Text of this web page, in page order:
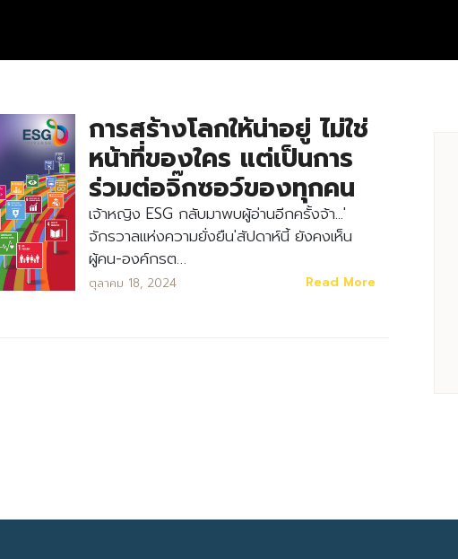
การสร้างโลกให้น่าอยู่ ไม่ใช่
หน้าที่ของใคร แต่เป็นการ
ร่วมต่อจิ๊กซอว์ของทุกคน
เจ้าหญิง ESG กลับมาพบผู้อ่านอีกครั้งจ้า...'
จักรวาลแห่งความยั่งยืน'สัปดาห์นี้ ยังคงเห็น
ผู้คน-องค์กรต…
ตุลาคม 18, 2024 Read More